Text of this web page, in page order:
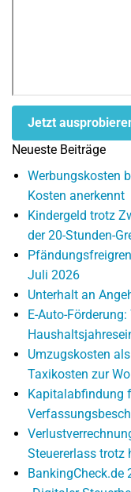
Jetzt
Neueste Beiträge
Werbungskosten
Kosten anerkennt
Kindergeld trotz
der 20-Stunden-
Juli 2026
Unterhalt an
E-Auto-
Umzugskosten
Taxikosten zur
Kapitalabfindung
Steuererlass trotz
BankingCheck.de